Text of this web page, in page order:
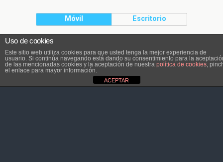
Móvil Escritorio
El contenido pertenece a Atletaviajero.info
Uso de cookies
Este sitio web utiliza cookies para que usted tenga la mejor experiencia de
usuario. Si continúa navegando está dando su consentimiento para la
de las mencionadas cookies y la aceptación de nuestra política de cookies ,
el enlace para mayor información.
ACEPTAR